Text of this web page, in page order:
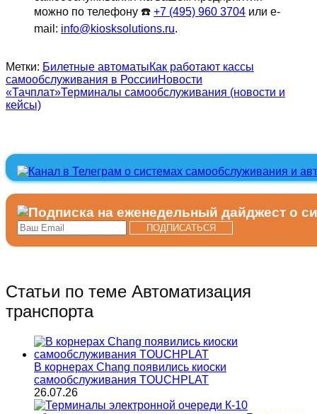
можно по телефону ☎️ +7 (495) 960 3704 или e-
mail: info@kiosksolutions.ru.
Метки: Билетные автоматыКак работают кассы
самообслуживания в РоссииНовости
«Тачплат»Терминалы самообслуживания (новости и
кейсы)
Статьи по теме Автоматизация
транспорта
В корнерах Chang появились киоски
самообслуживания TOUCHPLAT
26.07.26